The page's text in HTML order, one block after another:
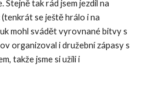
Stejně tak rád jsem jezdil na
se ještě hrálo i na
mohl svádět vyrovnané bitvy s
organizoval i družební zápasy s
takže jsme si užili i